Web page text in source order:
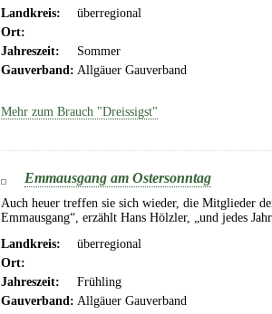
Landkreis:
überregional
Ort:
Jahreszeit:
Sommer
Gauverband: Allgäuer Gauverband
Mehr zum Brauch "Dreissigst"
Emmausgang am Ostersonntag
Auch heuer treffen sie sich wieder, die Mitglieder
Emmausgang“, erzählt Hans Hölzler, „und jedes
Landkreis:
überregional
Ort:
Jahreszeit:
Frühling
Gauverband: Allgäuer Gauverband